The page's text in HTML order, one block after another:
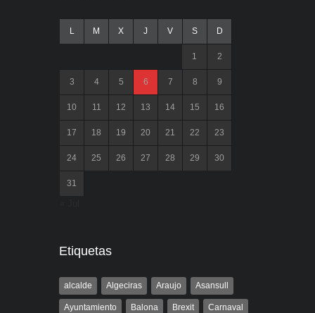
L M X J V S D
1 2
3 4 5 6 7 8 9
10 11 12 13 14 15 16
17 18 19 20 21 22 23
24 25 26 27 28 29 30
31
Etiquetas
alcalde Algeciras Araujo Asansull
Ayuntamiento Balona Brexit Carnaval